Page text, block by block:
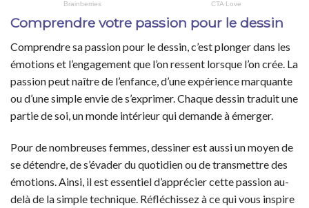
Comprendre votre passion pour le dessin
Comprendre sa passion pour le dessin, c’est plonger dans les
émotions et l’engagement que l’on ressent lorsque l’on crée. La
passion peut naître de l’enfance, d’une expérience marquante
ou d’une simple envie de s’exprimer. Chaque dessin traduit une
partie de soi, un monde intérieur qui demande à émerger.
Pour de nombreuses femmes, dessiner est aussi un moyen de
se détendre, de s’évader du quotidien ou de transmettre des
émotions. Ainsi, il est essentiel d’apprécier cette passion au-
delà de la simple technique. Réfléchissez à ce qui vous inspire